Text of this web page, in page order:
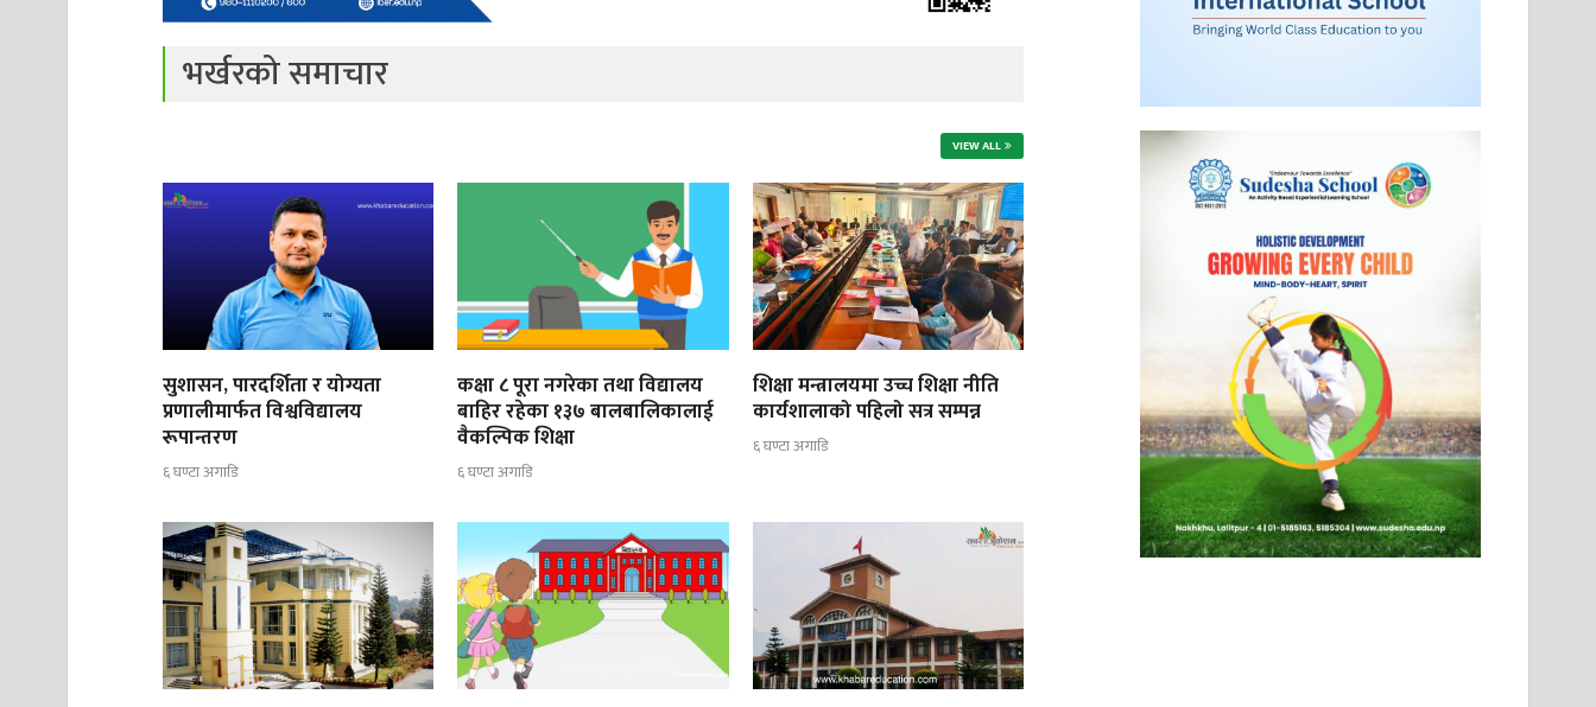
भर्खरको समाचार
VIEW ALL
सुशासन, पारदर्शिता र योग्यता
प्रणालीमार्फत विश्वविद्यालय
रूपान्तरण
६ घण्टा अगाडि
कक्षा ८ पूरा नगरेका तथा विद्यालय
बाहिर रहेका १३७ बालबालिकालाई
वैकल्पिक शिक्षा
६ घण्टा अगाडि
शिक्षा मन्त्रालयमा उच्च शिक्षा नीति
कार्यशालाको पहिलो सत्र सम्पन्न
६ घण्टा अगाडि